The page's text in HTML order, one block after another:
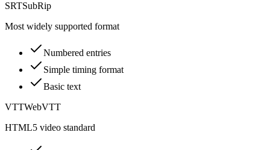
SRTSubRip
Most widely supported format
Numbered entries
Simple timing format
Basic text
VTTWebVTT
HTML5 video standard